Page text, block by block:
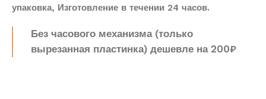
упаковка, Изготовление в течении 24 часов.
Без часового механизма (только
вырезанная пластинка) дешевле на 200₽